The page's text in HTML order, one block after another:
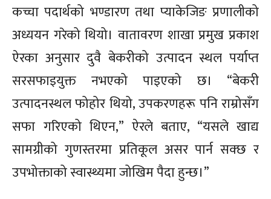
कच्चा पदार्थको भण्डारण तथा प्याकेजिङ प्रणालीको
अध्ययन गरेको थियो। वातावरण शाखा प्रमुख प्रकाश
ऐरका अनुसार दुवै बेकरीको उत्पादन स्थल पर्याप्त
सरसफाइयुक्त नभएको पाइएको छ। “बेकरी
उत्पादनस्थल फोहोर थियो, उपकरणहरू पनि राम्रोसँग
सफा गरिएको थिएन,” ऐरले बताए, “यसले खाद्य
सामग्रीको गुणस्तरमा प्रतिकूल असर पार्न सक्छ र
उपभोक्ताको स्वास्थ्यमा जोखिम पैदा हुन्छ।”